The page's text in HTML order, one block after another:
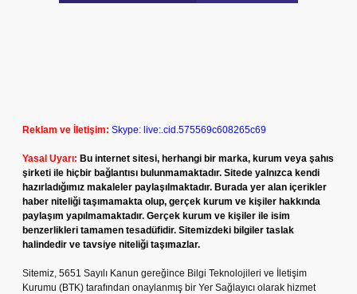
Reklam ve İletişim: Skype: live:.cid.575569c608265c69
Yasal Uyarı: Bu internet sitesi, herhangi bir marka, kurum veya şahıs
şirketi ile hiçbir bağlantısı bulunmamaktadır. Sitede yalnızca kendi
hazırladığımız makaleler paylaşılmaktadır. Burada yer alan içerikler
haber niteliği taşımamakta olup, gerçek kurum ve kişiler hakkında
paylaşım yapılmamaktadır. Gerçek kurum ve kişiler ile isim
benzerlikleri tamamen tesadüfidir. Sitemizdeki bilgiler taslak
halindedir ve tavsiye niteliği taşımazlar.
Sitemiz, 5651 Sayılı Kanun gereğince Bilgi Teknolojileri ve İletişim
Kurumu (BTK) tarafından onaylanmış bir Yer Sağlayıcı olarak hizmet